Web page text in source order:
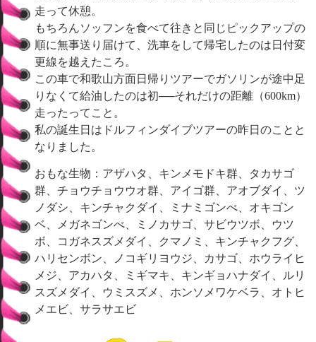
走って休憩。
もちろんソッフンを食べて往きと同じピックアップの
順に無事送り届けて、洗車をして帰宅したのは日付変
更線を越えたころ。
この車で和歌山方面日帰りツアーでガソリンが途中足
りなくて給油したのは初──それだけの距離（600km）
走ったってこと。
私の誕生日はドルフィンダイブツアーの昨日のことと
なりました。
おもな生物：アザハタ、キンメモドキ群、タカサゴ
群、チョウチョウウオ群、アイゴ群、アオブダイ、ツ
ノダシ、キンチャクダイ、ミナミゴンべ、オキゴン
ベ、メガネゴンべ、ミノカサゴ、サビウツボ、ウツ
ボ、コガネスズメダイ、クマノミ、キンチャクフグ、
ハリセンボン、ノコギリヨウジ、カサゴ、ホウライヒ
メジ、アカハタ、ミギマキ、キンギョハナダイ、ルリ
スズメダイ、ウミスズメ、ホンソメワケベラ、オトヒ
メエビ、サラサエビ